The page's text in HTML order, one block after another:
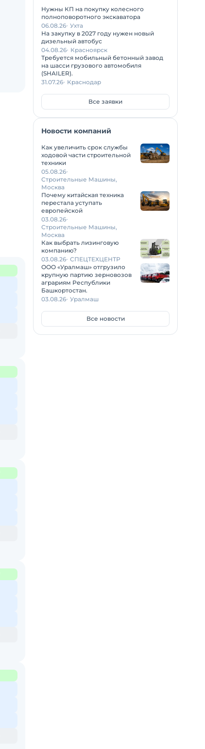
Нужны КП на покупку колесного
полноповоротного экскаватора
06.08.26 Ухта
На закупку в 2027 году нужен новый
дизельный автобус
04.08.26 Красноярск
Требуется мобильный бетонный завод
на шасси грузового автомобиля
(SHAILER).
31.07.26 Краснодар
Все заявки
Новости компаний
Как увеличить срок службы
ходовой части строительной
техники
05.08.26
Строительные Машины,
Москва
Почему китайская техника
перестала уступать
европейской
03.08.26
Строительные Машины,
Москва
Как выбрать лизинговую
компанию?
03.08.26 СПЕЦТЕХЦЕНТР
ООО «Уралмаш» отгрузило
крупную партию зерновозов
аграриям Республики
Башкортостан.
03.08.26 Уралмаш
Все новости